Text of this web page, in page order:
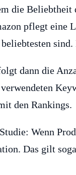
die Beliebtheit
pflegt eine
dann die
den Rankings.
Wenn
Das gilt